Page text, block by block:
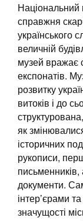
Національний
справжня
українського
величній
музей вражає
експонатів.
розвитку
витоків і до
як
історичних
рукописи,
письменників,
документи.
інтер’єрами
значущості